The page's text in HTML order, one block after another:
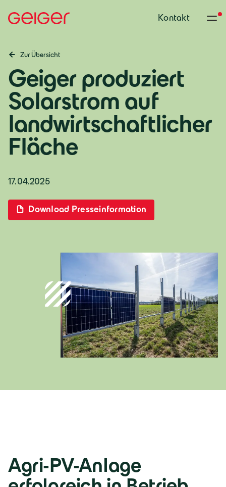
Kontakt
Zur Übersicht
Geiger produziert
Solarstrom auf
landwirtschaftlicher
Fläche
17.04.2025
Download Presseinformation
Agri-PV-Anlage
Österreich
Deutsch
Italia